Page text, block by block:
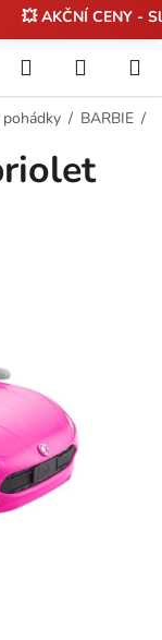
💥 AKČNÍ CENY -
Hledat
KOŠÍK
/ BARBIE /